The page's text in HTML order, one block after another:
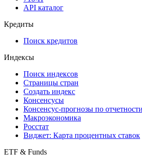
API
API and Data Feed
API каталог
Кредиты
Поиск кредитов
Индексы
Поиск индексов
Страницы стран
Создать индекс
Консенсусы
Консенсус-прогнозы по отчетности
Макроэкономика